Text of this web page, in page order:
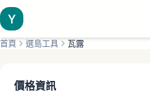
Y
首頁 選島工具 瓦露
價格資訊